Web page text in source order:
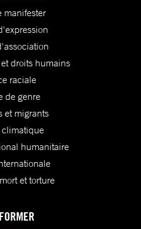
manifester
droits humains
raciale
de genre
et migrants
climatique
humanitaire
et torture